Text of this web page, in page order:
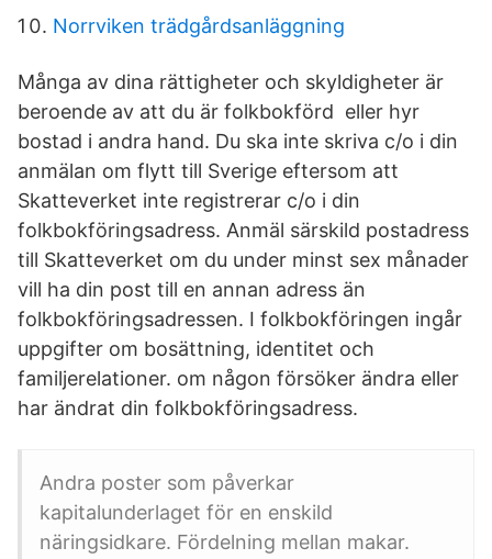
Norrviken trädgårdsanläggning
Många av dina rättigheter och skyldigheter är
beroende av att du är folkbokförd eller hyr
bostad i andra hand. Du ska inte skriva c/o i din
anmälan om flytt till Sverige eftersom att
Skatteverket inte registrerar c/o i din
folkbokföringsadress. Anmäl särskild postadress
till Skatteverket om du under minst sex månader
vill ha din post till en annan adress än
folkbokföringsadressen. I folkbokföringen ingår
uppgifter om bosättning, identitet och
familjerelationer. om någon försöker ändra eller
har ändrat din folkbokföringsadress.
Andra poster som påverkar
kapitalunderlaget för en enskild
näringsidkare. Fördelning mellan makar.